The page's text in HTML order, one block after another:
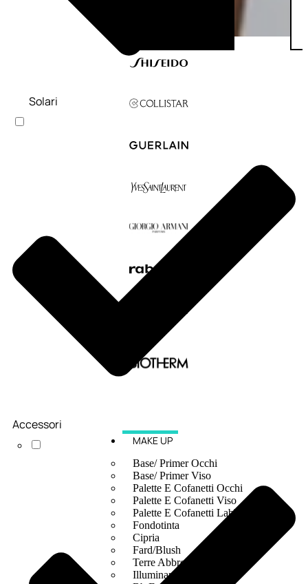
MAKE UP
Base/ Primer Occhi
Base/ Primer Viso
Palette E Cofanetti Occhi
Palette E Cofanetti Viso
Palette E Cofanetti Labbra
Fondotinta
Cipria
Fard/Blush
Terre Abbronzanti
Illuminante Viso
Solari
Accessori